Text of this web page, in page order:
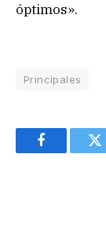
óptimos».
Principales
Facebook